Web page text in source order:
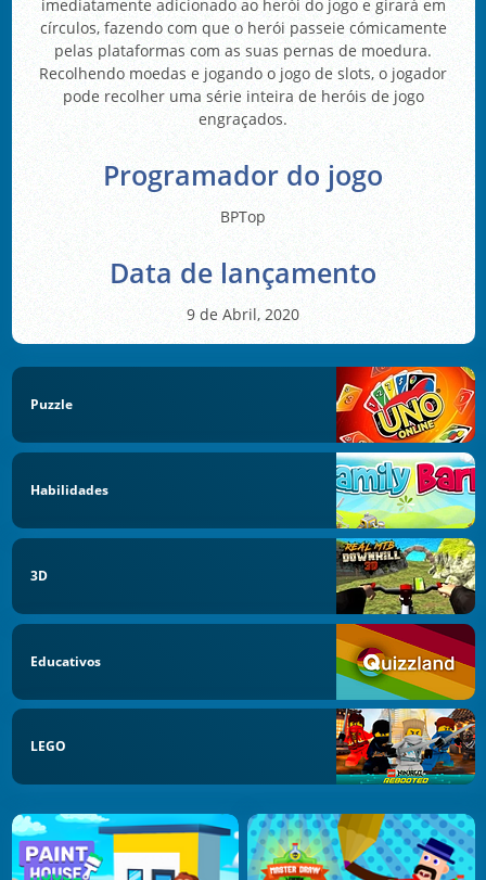
imediatamente adicionado ao herói do jogo e girará em
círculos, fazendo com que o herói passeie cómicamente
pelas plataformas com as suas pernas de moedura.
Recolhendo moedas e jogando o jogo de slots, o jogador
pode recolher uma série inteira de heróis de jogo
engraçados.
Programador do jogo
BPTop
Data de lançamento
9 de Abril, 2020
Puzzle
Habilidades
3D
Educativos
LEGO